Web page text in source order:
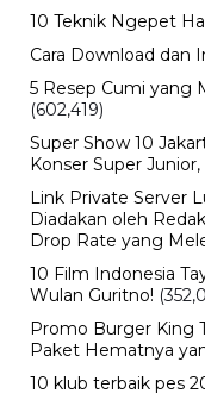
10 Teknik Ngepet
Cara Download dan
5 Resep Cumi yang
(602,419)
Super Show 10
Konser Super Junior,
Link Private Server
Diadakan oleh
Drop Rate yang
10 Film Indonesia
Wulan Guritno!
Promo Burger King
Paket Hematnya
10 klub terbaik pes